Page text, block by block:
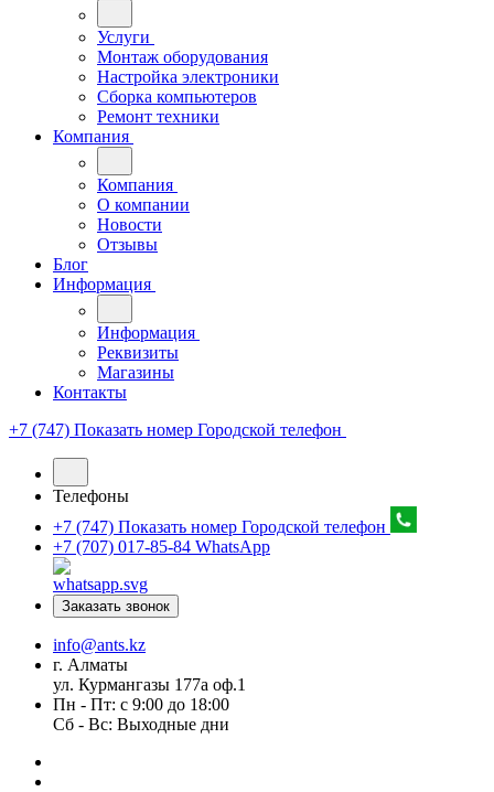
Услуги
Монтаж оборудования
Настройка электроники
Сборка компьютеров
Ремонт техники
Компания
Компания
О компании
Новости
Отзывы
Блог
Информация
Информация
Реквизиты
Магазины
Контакты
+7 (747) Показать номер Городской телефон
Телефоны
+7 (747) Показать номер Городской телефон
+7 (707) 017-85-84 WhatsApp
Заказать звонок
info@ants.kz
г. Алматы
ул. Курмангазы 177а оф.1
Пн - Пт: с 9:00 до 18:00
Сб - Вс: Выходные дни